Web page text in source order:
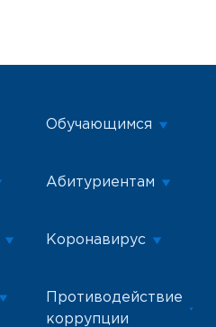
Обучающимся
Абитуриентам
Коронавирус
Противодействие
коррупции